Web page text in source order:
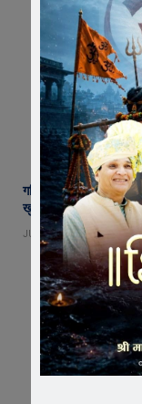
गणित शिक्षक को बनाया
खुली अनदेखी !
JULY 22, 2026